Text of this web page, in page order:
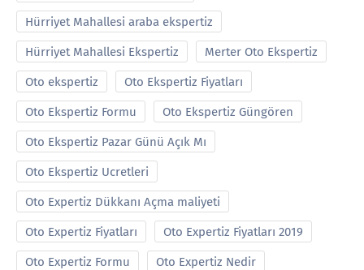
Hürriyet Mahallesi araba ekspertiz
Hürriyet Mahallesi Ekspertiz Merter Oto Ekspertiz
Oto ekspertiz Oto Ekspertiz Fiyatları
Oto Ekspertiz Formu Oto Ekspertiz Güngören
Oto Ekspertiz Pazar Günü Açık Mı
Oto Ekspertiz Ucretleri
Oto Expertiz Dükkanı Açma maliyeti
Oto Expertiz Fiyatları Oto Expertiz Fiyatları 2019
Oto Expertiz Formu Oto Expertiz Nedir